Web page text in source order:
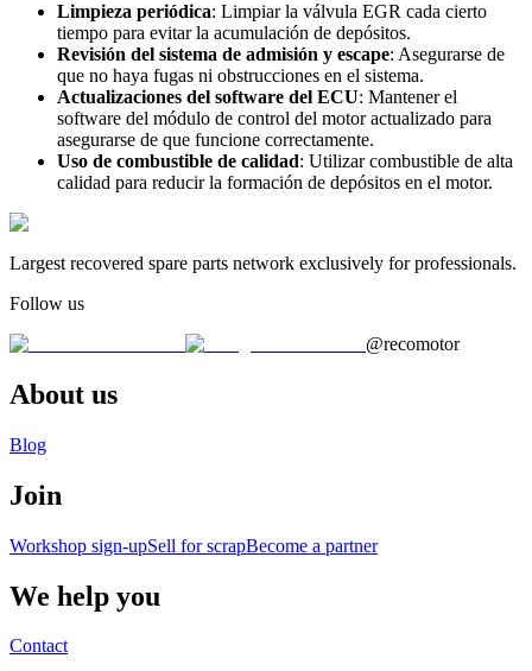
Limpieza periódica: Limpiar la válvula EGR cada cierto
tiempo para evitar la acumulación de depósitos.
Revisión del sistema de admisión y escape: Asegurarse de
que no haya fugas ni obstrucciones en el sistema.
Actualizaciones del software del ECU: Mantener el
software del módulo de control del motor actualizado para
asegurarse de que funcione correctamente.
Uso de combustible de calidad: Utilizar combustible de alta
calidad para reducir la formación de depósitos en el motor.
Largest recovered spare parts network exclusively for professionals.
Follow us
@recomotor
About us
Blog
Join
Workshop sign-upSell for scrapBecome a partner
We help you
Contact